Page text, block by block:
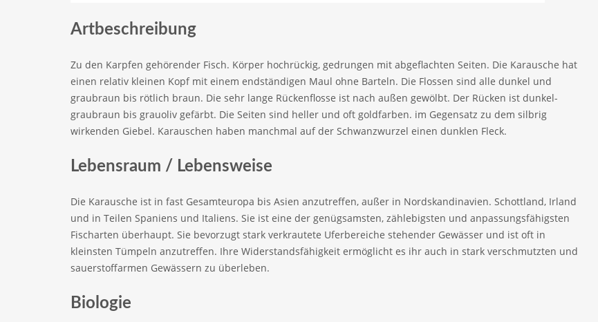
Artbeschreibung
Zu den Karpfen gehörender Fisch. Körper hochrückig, gedrungen mit abgeflachten Seiten. Die Karausche hat
einen relativ kleinen Kopf mit einem endständigen Maul ohne Barteln. Die Flossen sind alle dunkel und
graubraun bis rötlich braun. Die sehr lange Rückenflosse ist nach außen gewölbt. Der Rücken ist dunkel-
graubraun bis grauoliv gefärbt. Die Seiten sind heller und oft goldfarben. im Gegensatz zu dem silbrig
wirkenden Giebel. Karauschen haben manchmal auf der Schwanzwurzel einen dunklen Fleck.
Lebensraum / Lebensweise
Die Karausche ist in fast Gesamteuropa bis Asien anzutreffen, außer in Nordskandinavien. Schottland, Irland
und in Teilen Spaniens und Italiens. Sie ist eine der genügsamsten, zählebigsten und anpassungsfähigsten
Fischarten überhaupt. Sie bevorzugt stark verkrautete Uferbereiche stehender Gewässer und ist oft in
kleinsten Tümpeln anzutreffen. Ihre Widerstandsfähigkeit ermöglicht es ihr auch in stark verschmutzten und
sauerstoffarmen Gewässern zu überleben.
Biologie